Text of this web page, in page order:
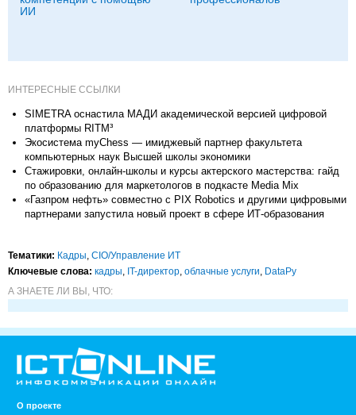
ИИ
ИНТЕРЕСНЫЕ ССЫЛКИ
SIMETRA оснастила МАДИ академической версией цифровой
платформы RITM³
Экосистема myChess — имиджевый партнер факультета
компьютерных наук Высшей школы экономики
Стажировки, онлайн-школы и курсы актерского мастерства: гайд
по образованию для маркетологов в подкасте Media Mix
«Газпром нефть» совместно с PIX Robotics и другими цифровыми
партнерами запустила новый проект в сфере ИТ-образования
Тематики: Кадры, CIO/Управление ИТ
Ключевые слова: кадры, IT-директор, облачные услуги, DataРу
А ЗНАЕТЕ ЛИ ВЫ, ЧТО:
О проекте